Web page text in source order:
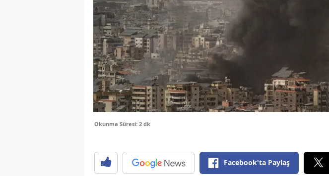
Diyarbakır
Edirne
Elazığ
Eskişehir
Okunma Süresi: 2 dk
Facebook'ta Paylaş